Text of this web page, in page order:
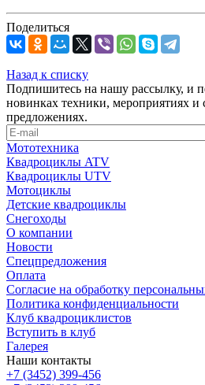
Поделиться
Назад к списку
Подпишитесь на нашу рассылку, и
новинках техники, мероприятиях и
предложениях.
Мототехника
Квадроциклы ATV
Квадроциклы UTV
Мотоциклы
Детские квадроциклы
Снегоходы
О компании
Новости
Спецпредложения
Оплата
Согласие на обработку
Политика конфиденциальности
Клуб квадроциклистов
Вступить в клуб
Галерея
Наши контакты
+7 (3452) 399-456